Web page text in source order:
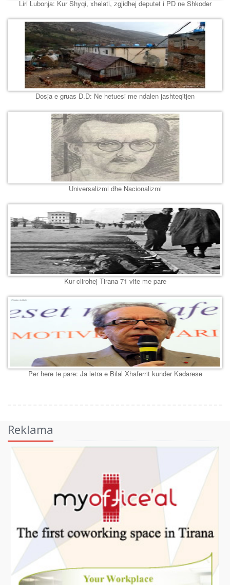
Liri Lubonja: Kur Shyqi, xhelati, zgjidhej deputet i PD ne Shkoder
Dosja e gruas D.D: Ne hetuesi me ndalen jashteqitjen
Universalizmi dhe Nacionalizmi
Kur clirohej Tirana 71 vite me pare
Per here te pare: Ja letra e Bilal Xhaferrit kunder Kadarese
Reklama